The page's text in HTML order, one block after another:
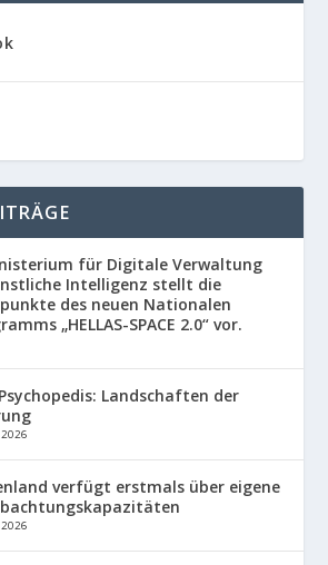
für Digitale Verwaltung
Intelligenz stellt die
des neuen Nationalen
„HELLAS-SPACE 2.0“ vor.
Landschaften der
verfügt erstmals über eigene